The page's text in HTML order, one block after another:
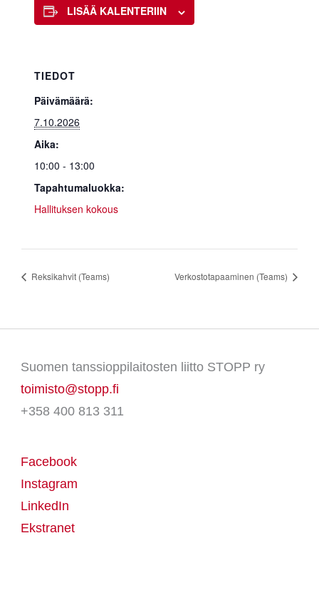
LISÄÄ KALENTERIIN
TIEDOT
Päivämäärä:
7.10.2026
Aika:
10:00 - 13:00
Tapahtumaluokka:
Hallituksen kokous
Reksikahvit (Teams) Verkostotapaaminen (Teams)
Suomen tanssioppilaitosten liitto STOPP ry
toimisto@stopp.fi
+358 400 813 311
Facebook
Instagram
LinkedIn
Ekstranet